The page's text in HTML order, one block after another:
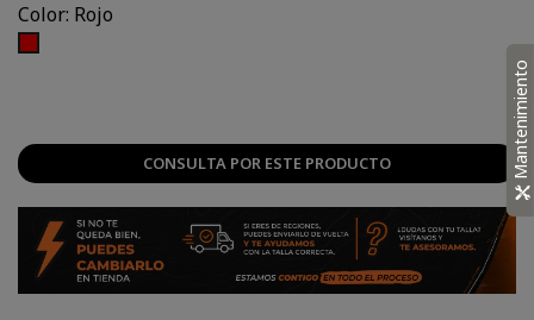
Color: Rojo
CONSULTA POR ESTE PRODUCTO Mantenimiento